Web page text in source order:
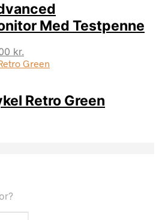
Med Testpenne
kr..
kr.
aktuelle
1.590,00 kr..
Retro Green